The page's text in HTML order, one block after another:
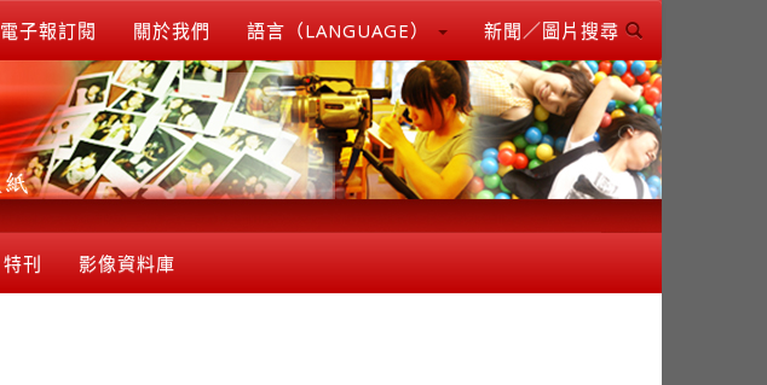
電子報訂閱 關於我們 語言（LANGUAGE） 新聞／圖片搜尋
特刊 影像資料庫